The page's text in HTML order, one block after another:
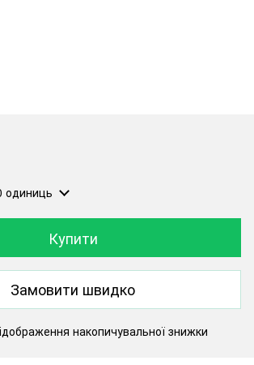
одиниць
Купити
Замовити швидко
накопичувальної знижки